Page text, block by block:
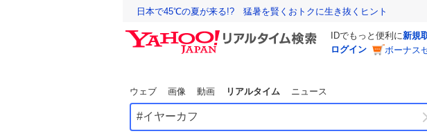
日本で45℃の夏が来る!? 猛暑を賢くおトクに生き抜くヒント
IDでもっと便利に新規
ログイン
ボーナス
ウェブ 画像 動画 リアルタイム ニュース